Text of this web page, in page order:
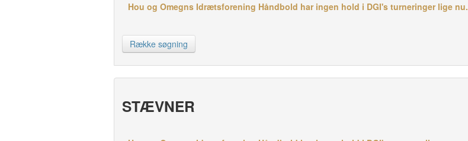
Hou og Omegns Idrætsforening Håndbold har ingen hold i DGI's turneringer lige nu.
Række søgning
STÆVNER